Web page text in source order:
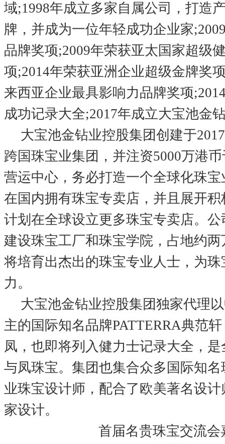
域;1998年成立多家自属公司，打造
牌，并成为一位年轻成功企业家
品牌奖项;2009年荣获亚太国家超级
项;2014年荣获亚洲企业超级金牌奖
来西亚企业最具影响力品牌奖项
成功记录大全;2017年成立大宝池金
大宝池金钻业控股集团创建于
跨国珠宝业集团，并注资5000万港
营运中心，务必打造一个全球化珠
在国内拥有珠宝专卖店，并且展开
计划在全球设立更多珠宝专卖店。
建设珠宝工厂和珠宝学院，占地约
将培育出杰出的珠宝专业人士，为
力。
大宝池金钻业控股集团独家代理
主的国际知名品牌PATTERRA典范
凤，也即将列入健力士记录大全，
与凤珠宝。集团也集合众多国际知
业珠宝设计师，配合了欧美著名设
家设计。
首届名贵珠宝交流会